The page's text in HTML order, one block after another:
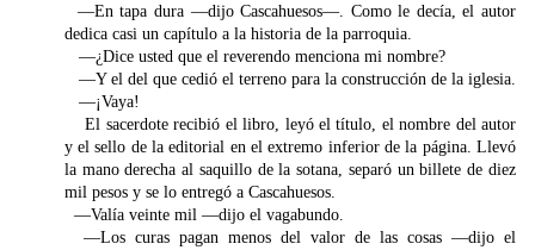
—En tapa dura —dijo Cascahuesos—. Como le decía, el autor
dedica casi un capítulo a la historia de la parroquia.
—¿Dice usted que el reverendo menciona mi nombre?
—Y el del que cedió el terreno para la construcción de la iglesia.
—¡Vaya!
El sacerdote recibió el libro, leyó el título, el nombre del autor
y el sello de la editorial en el extremo inferior de la página. Llevó
la mano derecha al saquillo de la sotana, separó un billete de diez
mil pesos y se lo entregó a Cascahuesos.
—Valía veinte mil —dijo el vagabundo.
—Los curas pagan menos del valor de las cosas —dijo el